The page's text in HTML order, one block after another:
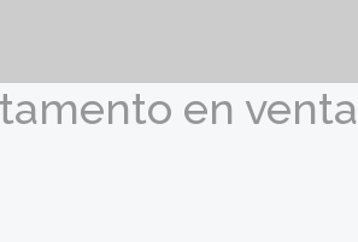
en venta